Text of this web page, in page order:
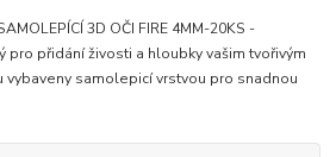
3D OČI FIRE 4MM-20KS -
pro přidání živosti a hloubky vašim tvořivým
vybaveny samolepicí vrstvou pro snadnou